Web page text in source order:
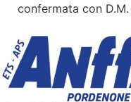
confermata con